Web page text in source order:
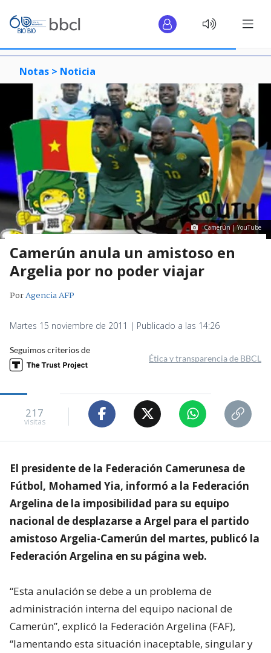
Notas > Noticia
Camerún | YouTube
Camerún anula un amistoso en
Argelia por no poder viajar
PorAgencia AFP
Martes 15 noviembre de 2011 | Publicado a las 14:26
Seguimos criterios de
Ética y transparencia de BBCL
217
visitas
El presidente de la Federación Camerunesa de
Fútbol, Mohamed Yia, informó a la Federación
Argelina de la imposibilidad para su equipo
nacional de desplazarse a Argel para el partido
amistoso Argelia-Camerún del martes, publicó la
Federación Argelina en su página web.
“Esta anulación se debe a un problema de
administración interna del equipo nacional de
Camerún”, explicó la Federación Argelina (FAF),
“lamentando esta situación inaceptable, singular y